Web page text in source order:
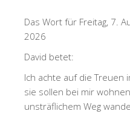
Das Wort für Freitag, 7.
2026
David betet:
Ich achte auf die Treuen
sie sollen bei mir
unsträflichem Weg